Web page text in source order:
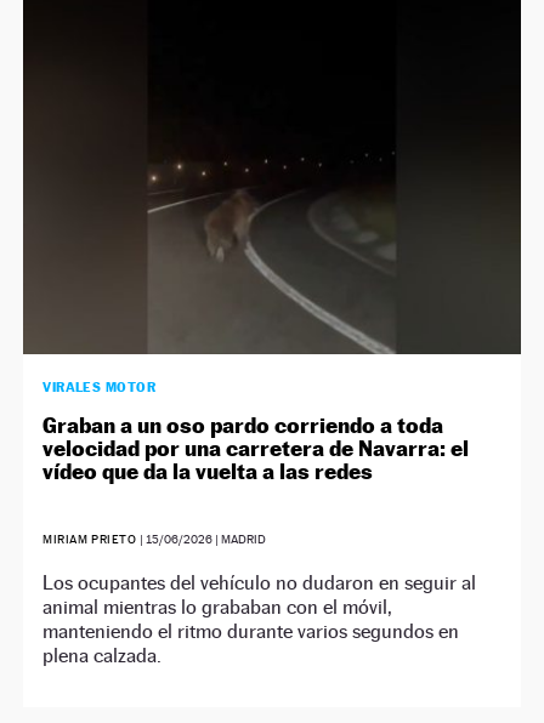
VIRALES MOTOR
Graban a un oso pardo corriendo a toda
velocidad por una carretera de Navarra: el
vídeo que da la vuelta a las redes
MIRIAM PRIETO | 15/06/2026| MADRID
Los ocupantes del vehículo no dudaron en seguir al
animal mientras lo grababan con el móvil,
manteniendo el ritmo durante varios segundos en
plena calzada.